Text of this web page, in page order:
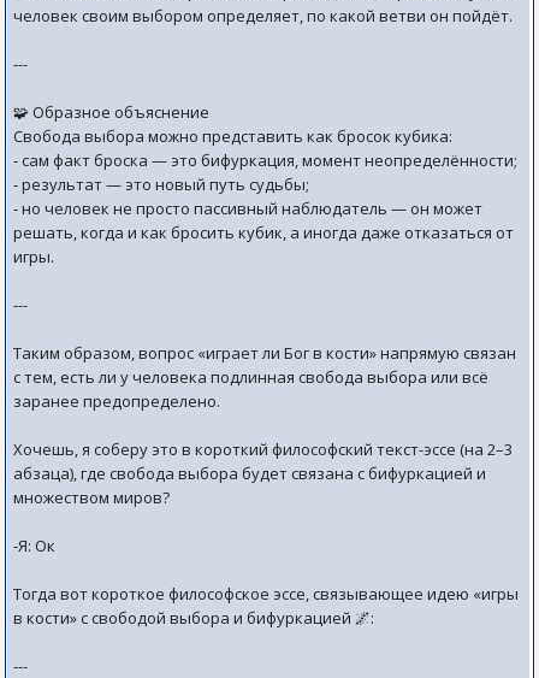
человек своим выбором определяет, по какой ветви он пойдёт.
---
🧩 Образное объяснение
Свобода выбора можно представить как бросок кубика:
- сам факт броска — это бифуркация, момент неопределённости;
- результат — это новый путь судьбы;
- но человек не просто пассивный наблюдатель — он может
решать, когда и как бросить кубик, а иногда даже отказаться от
игры.
---
Таким образом, вопрос «играет ли Бог в кости» напрямую связан
с тем, есть ли у человека подлинная свобода выбора или всё
заранее предопределено.
Хочешь, я соберу это в короткий философский текст-эссе (на 2–3
абзаца), где свобода выбора будет связана с бифуркацией и
множеством миров?
-Я: Ок
Тогда вот короткое философское эссе, связывающее идею «игры
в кости» с свободой выбора и бифуркацией 🌌:
---